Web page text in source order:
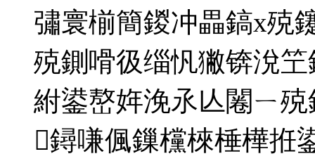
彇寰椾簡鍐冲畾鎬х殑
殑鍘嗗彶缁忛獙锛涗
紨鍙嶅姩浼氶亾闂ㄧ
鐞嗛偑鏁欓棶棰樺拰